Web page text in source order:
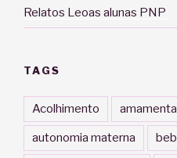
Relatos Leoas alunas PNP
TAGS
Acolhimento
autonomia materna